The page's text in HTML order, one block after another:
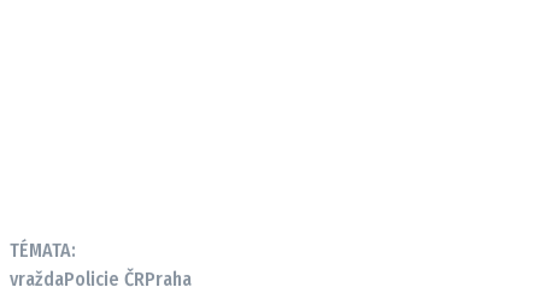
TÉMATA:
vraždaPolicie ČRPraha